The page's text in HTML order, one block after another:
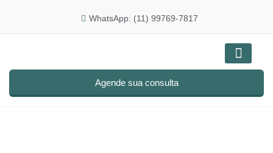
WhatsApp: (11) 99769-7817
Agende sua consulta